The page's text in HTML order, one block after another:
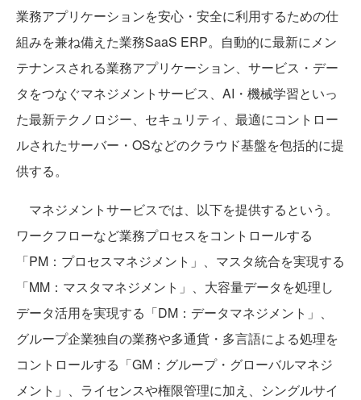
業務アプリケーションを安心・安全に利用するための仕
組みを兼ね備えた業務SaaS ERP。自動的に最新にメン
テナンスされる業務アプリケーション、サービス・デー
タをつなぐマネジメントサービス、AI・機械学習といっ
た最新テクノロジー、セキュリティ、最適にコントロー
ルされたサーバー・OSなどのクラウド基盤を包括的に提
供する。
マネジメントサービスでは、以下を提供するという。
ワークフローなど業務プロセスをコントロールする
「PM：プロセスマネジメント」、マスタ統合を実現する
「MM：マスタマネジメント」、大容量データを処理し
データ活用を実現する「DM：データマネジメント」、
グループ企業独自の業務や多通貨・多言語による処理を
コントロールする「GM：グループ・グローバルマネジ
メント」、ライセンスや権限管理に加え、シングルサイ